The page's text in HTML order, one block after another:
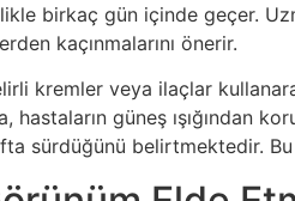
birkaç gün içinde geçer.
kaçınmalarını önerir.
kremler veya ilaçlar
hastaların güneş ışığından
sürdüğünü belirtmektedir.